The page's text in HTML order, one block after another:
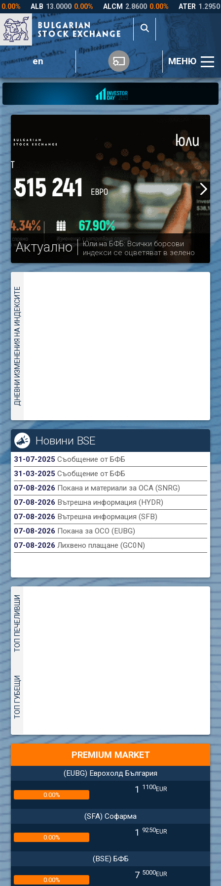
en МЕНЮ
Актуално
Юли на БФБ: Всички борсови
индекси се оцветяват в зелено
ДНЕВНИ ИЗМЕНЕНИЯ НА ИНДЕКСИТЕ
Новини BSE
31-07-2025Съобщение от БФБ
31-03-2025Съобщение от БФБ
07-08-2026 Покана и материали за ОСА (SNRG)
07-08-2026 Вътрешна информация (HYDR)
07-08-2026 Вътрешна информация (SFB)
07-08-2026 Покана за ОСО (EUBG)
07-08-2026Лихвено плащане (GC0N)
ТОП ПЕЧЕЛИВШИ
ТОП ГУБЕЩИ
PREMIUM MARKET
(EUBG) Еврохолд България
0.00% 1 1100EUR
(SFA) Софарма
0.00% 1 9250EUR
(BSE) БФБ
0.00% 7 5000EUR